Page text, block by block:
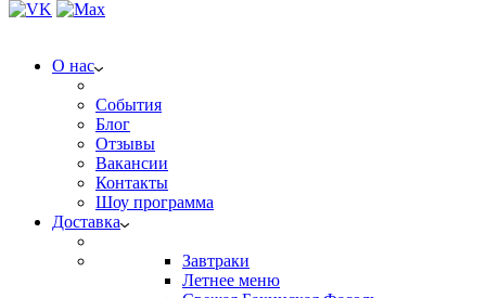
О нас
События
Блог
Отзывы
Вакансии
Контакты
Шоу программа
Доставка
Завтраки
Летнее меню